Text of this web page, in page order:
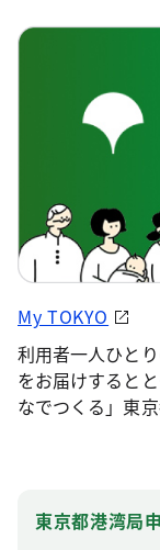
My TOKYO
利用者一人ひと
をお届けすると
なでつくる」東
東京都港湾局